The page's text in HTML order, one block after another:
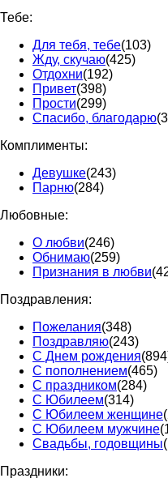
Тебе:
Для тебя, тебе(103)
Жду, скучаю(425)
Отдохни(192)
Привет(398)
Прости(299)
Спасибо, благодарю
Комплименты:
Девушке(243)
Парню(284)
Любовные:
О любви(246)
Обнимаю(259)
Признания в любви
Поздравления:
Пожелания(348)
Поздравляю(243)
С Днем рождения
С пополнением(465)
С праздником(284)
С Юбилеем(314)
С Юбилеем женщине
С Юбилеем мужчине
Свадьбы, годовщины
Праздники: